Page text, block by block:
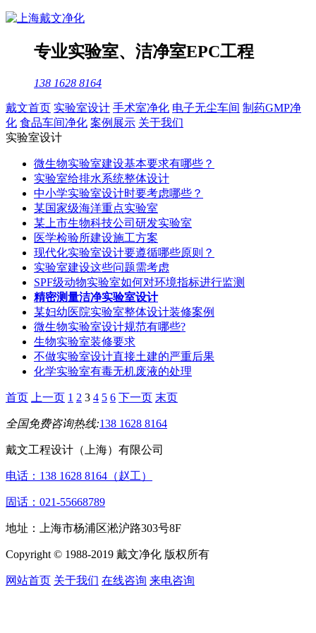
专业实验室、 洁净室EPC工程
138 1628 8164
戴文首页 实验室设计 手术室净化 电子无尘车间 制药GMP净
化 食品车间净化 案例展示 关于我们
实验室设计
微生物实验室建设基本要求有哪些？
实验室给排水系统整体设计
中小学实验室设计时要考虑哪些？
某国家级海洋重点实验室
某上市生物科技公司研发实验室
医学检验所建设施工方案
现代化实验室设计要遵循哪些原则？
实验室建设这些问题需考虑
SPF级动物实验室如何对环境指标进行监测
精密测量洁净实验室设计
某妇幼医院实验室整体设计装修案例
微生物实验室设计规范有哪些?
生物实验室装修要求
不做实验室设计直接土建的严重后果
化学实验室有毒无机废液的处理
首页 上一页 1 2 3 4 5 6 下一页 末页
全国免费咨询热线:138 1628 8164
戴文工程设计（上海）有限公司
电话：138 1628 8164（赵工）
固话：021-55668789
地址：上海市杨浦区淞沪路303号8F
Copyright © 1988-2019 戴文净化 版权所有
网站首页 关于我们 在线咨询 来电咨询